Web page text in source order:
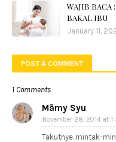
WAJIB BACA
BAKAL IBU
January 11,
POST A COMMENT
1 Comments
Māmy Syu
November 28, 2014 at
Takutnye..mintak-